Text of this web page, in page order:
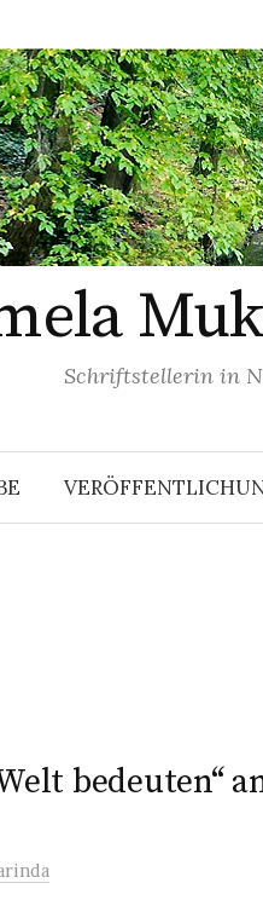
Schriftstellerin in
bedeuten“